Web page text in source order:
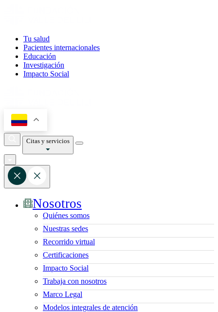
Tu salud
Pacientes internacionales
Educación
Investigación
Impacto Social
Citas y servicios
Nosotros
Quiénes somos
Nuestras sedes
Recorrido virtual
Certificaciones
Impacto Social
Trabaja con nosotros
Marco Legal
Modelos integrales de atención